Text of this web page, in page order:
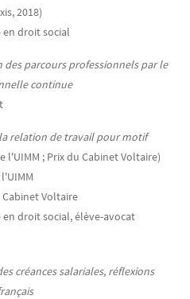
2018)
droit social
des parcours professionnels par le
continue
relation de travail pour motif
l'UIMM ; Prix du Cabinet Voltaire)
Voltaire
droit social, élève-avocat
créances salariales, réflexions